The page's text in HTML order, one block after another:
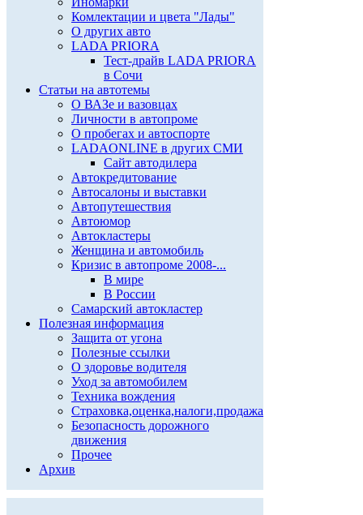
Комлектации и цвета "Лады"
О других авто
LADA PRIORA
Тест-драйв LADA PRIORA
в Сочи
Статьи на автотемы
О ВАЗе и вазовцах
Личности в автопроме
О пробегах и автоспорте
LADAONLINE в других СМИ
Сайт автодилера
Автокредитование
Автосалоны и выставки
Автопутешествия
Автоюмор
Автокластеры
Женщина и автомобиль
Кризис в автопроме 2008-...
В мире
В России
Самарский автокластер
Полезная информация
Защита от угона
Полезные ссылки
О здоровье водителя
Уход за автомобилем
Техника вождения
Страховка,оценка,налоги,продажа
Безопасность дорожного
движения
Прочее
Архив